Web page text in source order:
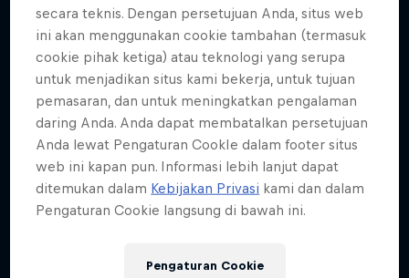
Making of Roof Rush
Urban freerunning with Hazal Nehir and Lilou
Ruel
secara teknis. Dengan persetujuan Anda, situs web
ini akan menggunakan cookie tambahan (termasuk
cookie pihak ketiga) atau teknologi yang serupa
untuk menjadikan situs kami bekerja, untuk tujuan
pemasaran, dan untuk meningkatkan pengalaman
daring Anda. Anda dapat membatalkan persetujuan
Anda lewat Pengaturan CookIe dalam footer situs
web ini kapan pun. Informasi lebih lanjut dapat
ditemukan dalam Kebijakan Privasi kami dan dalam
Pengaturan Cookie langsung di bawah ini.
Pengaturan Cookie